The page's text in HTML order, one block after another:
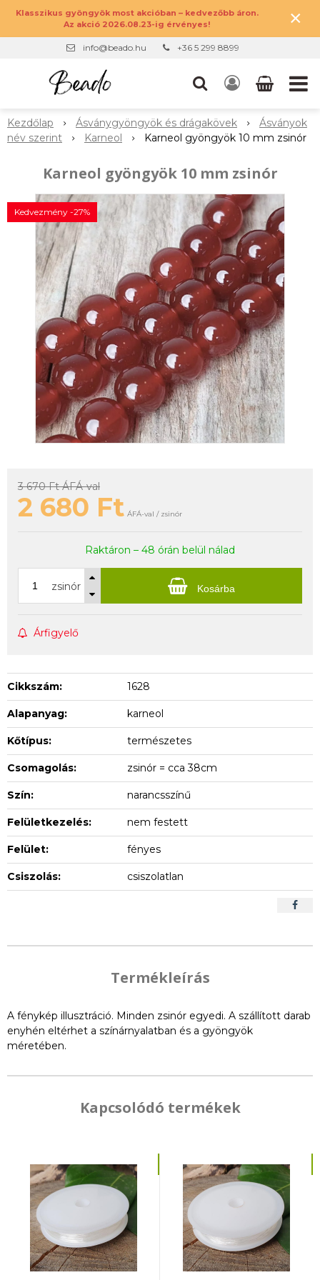
Klasszikus gyöngyök most akcióban – kedvezőbb áron.
Az akció 2026.08.23-ig érvényes!
×
info@beado.hu +36 5 299 8899
Kezdőlap Ásványgyöngyök és drágakövek
Ásványok
név szerint
Karneol Karneol gyöngyök 10 mm zsinór
Karneol gyöngyök 10 mm zsinór
Kedvezmény -27%
3 670 FtÁFÁ-val
2 680 Ft ÁFÁ-val / zsinór
Raktáron – 48 órán belül nálad
zsinór Kosárba
Árfigyelő
Cikkszám: 1628
Alapanyag: karneol
Kőtípus: természetes
Csomagolás: zsinór = cca 38cm
Szín: narancsszínű
Felületkezelés: nem festett
Felület: fényes
Csiszolás: csiszolatlan
Termékleírás
A fénykép illusztráció. Minden zsinór egyedi. A szállított darab
enyhén eltérhet a színárnyalatban és a gyöngyök
méretében.
Kapcsolódó termékek